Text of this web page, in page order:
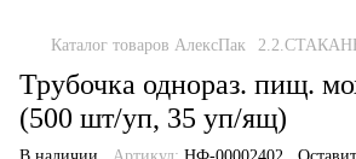
Каталог товаров АлексПак
Трубочка однораз. пищ.
(500 шт/уп, 35 уп/ящ)